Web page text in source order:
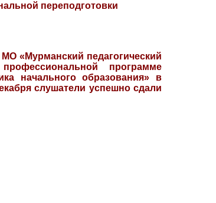
переподготовки
«Мурманский педагогический
программе
начального образования» в
слушатели успешно сдали